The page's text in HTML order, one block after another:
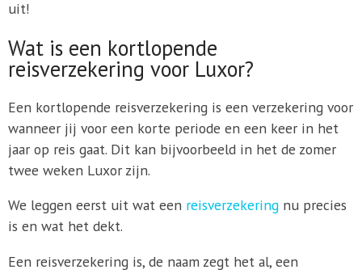
uit!
Wat is een kortlopende
reisverzekering voor Luxor?
Een kortlopende reisverzekering is een verzekering voor
wanneer jij voor een korte periode en een keer in het
jaar op reis gaat. Dit kan bijvoorbeeld in het de zomer
twee weken Luxor zijn.
We leggen eerst uit wat een reisverzekeringnu precies
is en wat het dekt.
Een reisverzekering is, de naam zegt het al, een